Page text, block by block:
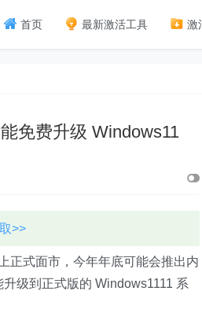
首页 最新激活工具 激
免费升级 Windows11
>>
式面市，今年年底可能会推出内
级到正式版的 Windows1111 系